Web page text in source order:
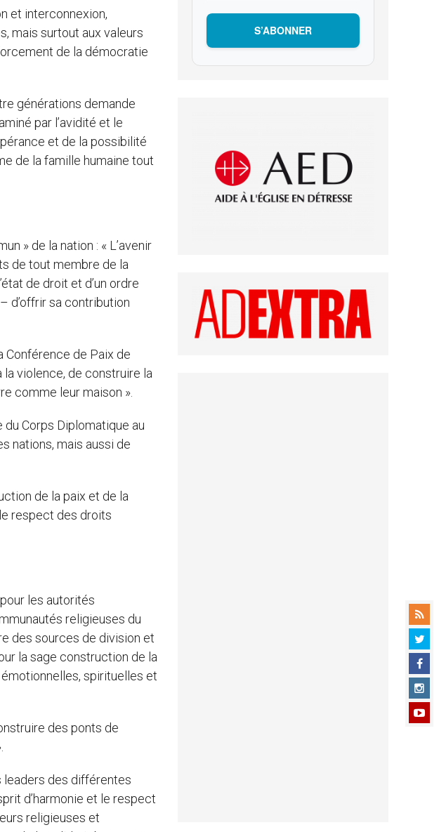
et interconnexion,
mais surtout aux valeurs
de la démocratie
générations demande
par l’avidité et le
et de la possibilité
de la famille humaine tout
» de la nation : « L’avenir
de tout membre de la
de droit et d’un ordre
d’offrir sa contribution
Conférence de Paix de
violence, de construire la
comme leur maison ».
Corps Diplomatique au
nations, mais aussi de
de la paix et de la
respect des droits
les autorités
religieuses du
des sources de division et
la sage construction de la
spirituelles et
des ponts de
leaders des différentes
d’harmonie et le respect
religieuses et
S’ABONNER